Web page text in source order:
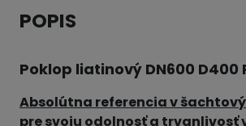
POPIS
Poklop liatinový DN600 D400
Absolútna referencia v
pre svoju odolnosť a trvanlivosť